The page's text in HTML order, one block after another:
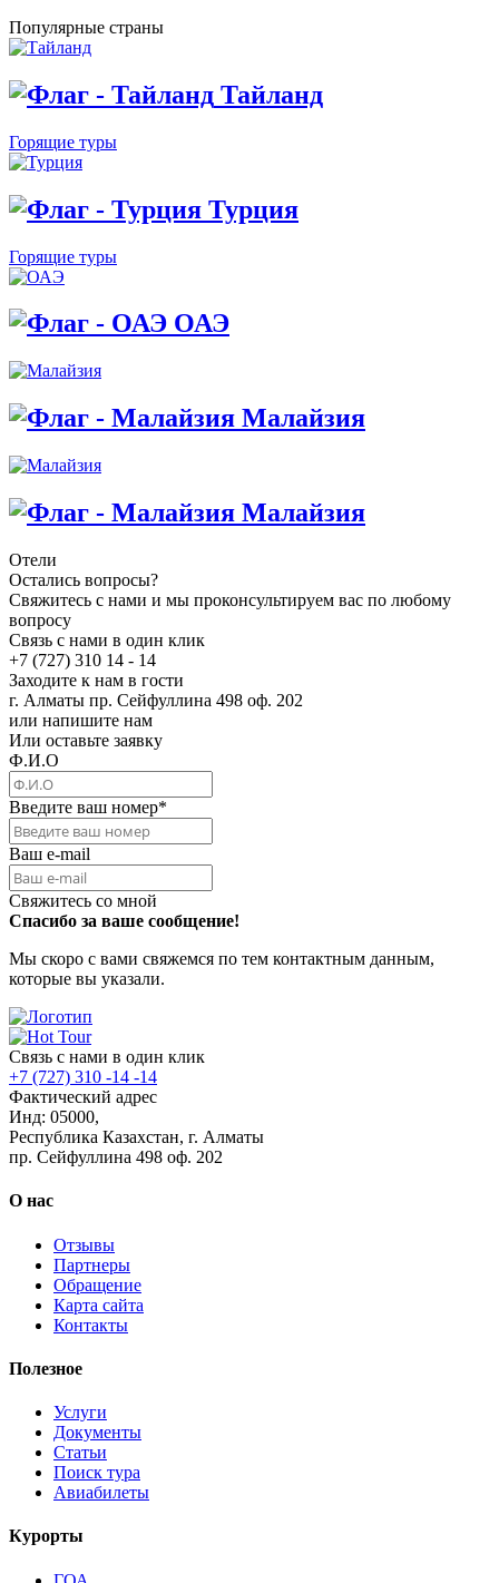
Популярные страны
Тайланд
Горящие туры
Турция
Горящие туры
ОАЭ
Малайзия
Малайзия
Отели
Остались вопросы?
Свяжитесь с нами и мы проконсультируем вас по любому
вопросу
Связь с нами в один клик
+7 (727) 310 14 - 14
Заходите к нам в гости
г. Алматы пр. Сейфуллина 498 оф. 202
или напишите нам
Или оставьте заявку
Ф.И.О
Введите ваш номер*
Ваш e-mail
Свяжитесь со мной
Спасибо за ваше сообщение!
Мы скоро с вами свяжемся по тем контактным данным,
которые вы указали.
Связь с нами в один клик
+7 (727) 310 -14 -14
Фактический адрес
Инд: 05000,
Республика Казахстан, г. Алматы
пр. Сейфуллина 498 оф. 202
О нас
Отзывы
Партнеры
Обращение
Карта сайта
Контакты
Полезное
Услуги
Документы
Статьи
Поиск тура
Авиабилеты
Курорты